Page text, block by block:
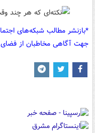
*بازنشر مطالب شبکه‌های
جهت آگاهی مخاطبان از